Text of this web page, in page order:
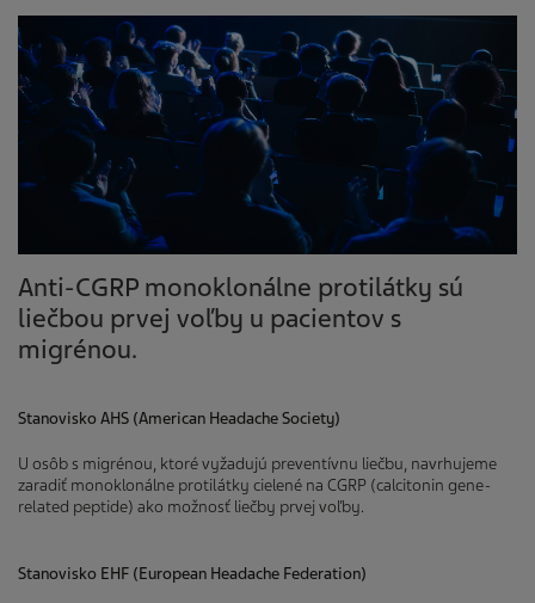
Anti-CGRP monoklonálne protilátky sú
liečbou prvej voľby u pacientov s
migrénou.
Stanovisko AHS (American Headache Society)
U osôb s migrénou, ktoré vyžadujú preventívnu liečbu, navrhujeme
zaradiť monoklonálne protilátky cielené na CGRP (calcitonin gene-
related peptide) ako možnosť liečby prvej voľby.
Stanovisko EHF (European Headache Federation)